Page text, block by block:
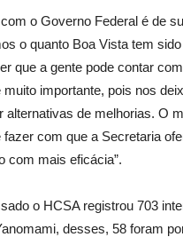
o Governo Federal é de
o quanto Boa Vista tem
que a gente pode contar
muito importante, pois nos
alternativas de melhorias. O
fazer com que a Secretaria
com mais eficácia”.
o HCSA registrou 703
desses, 58 foram